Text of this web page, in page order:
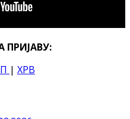
ПРИЈАВУ:
| ХРВ